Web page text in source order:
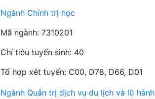
Ngành Chính trị học
Mã ngành: 7310201
Chỉ tiêu tuyển sinh: 40
Tổ hợp xét tuyển: C00, D78, D66, D01
Ngành Quản trị dịch vụ du lịch và lữ hành